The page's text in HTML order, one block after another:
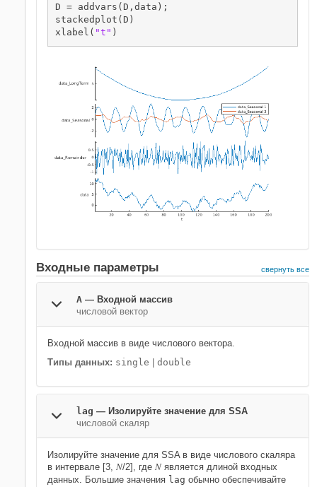
D = addvars(D,data);
stackedplot(D)
xlabel( "t" )
Входные параметры свернуть все
A — Входной массив
числовой вектор
Входной массив в виде числового вектора.
Типы данных: single | double
lag — Изолируйте значение для SSA
числовой скаляр
Изолируйте значение для SSA в виде числового скаляра
в интервале [3, N/2], где Nявляется длиной входных
данных. Большие значения lag обычно обеспечивайте